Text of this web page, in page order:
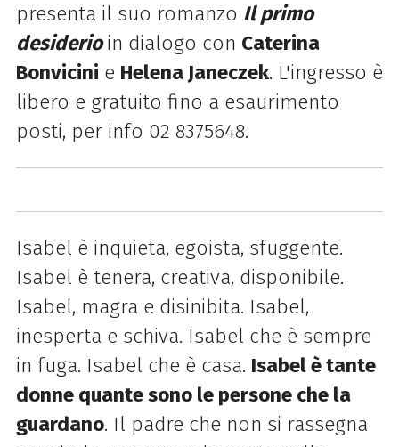
presenta il suo romanzo Il primo
desiderioin dialogo con Caterina
Bonvicini e Helena Janeczek. L'ingresso è
libero e gratuito fino a esaurimento
posti, per info 02 8375648.
Isabel è inquieta, egoista, sfuggente.
Isabel è tenera, creativa, disponibile.
Isabel, magra e disinibita. Isabel,
inesperta e schiva. Isabel che è sempre
in fuga. Isabel che è casa. Isabel è tante
donne quante sono le persone che la
guardano. Il padre che non si rassegna